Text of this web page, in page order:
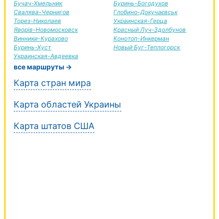
Бучач-Хмельник
Свалява-Чернигов
Торез-Николаев
Яворів-Новомосковск
Винники-Курахово
Буринь-Хуст
Украинская-Авдеевка
Буринь-Богодухов
Глобино-Докучаєвськ
Украинская-Герца
Красный Луч-Здолбунов
Конотоп-Инкерман
Новый Буг-Теплогорск
все маршруты →
Карта стран мира
Карта областей Украины
Карта штатов США